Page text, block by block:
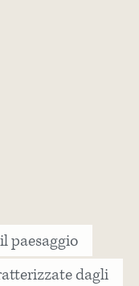
paesaggio
dagli